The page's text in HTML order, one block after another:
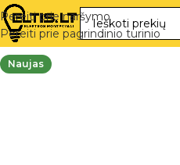
Pereiti prie naršymo
Pereiti prie pagrindinio turinio
Naujas